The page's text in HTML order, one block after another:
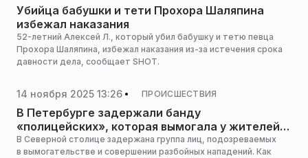
Убийца бабушки и тети Прохора Шаляпина
избежал наказания
52-летний Алексей Л., который убил бабушку и тетю певца
Прохора Шаляпина, избежал наказания из-за истечения срока
давности дела, сообщает SHOT.
14 ноября 2025 13:26 ПРОИСШЕСТВИЯ
В Петербурге задержали банду
«полицейских», которая вымогала у жителей
деньги
В Северной столице задержана группа лиц, подозреваемых
в вымогательстве и совершении разбойных нападений. Как